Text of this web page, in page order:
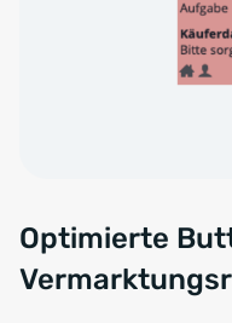
Optimierte